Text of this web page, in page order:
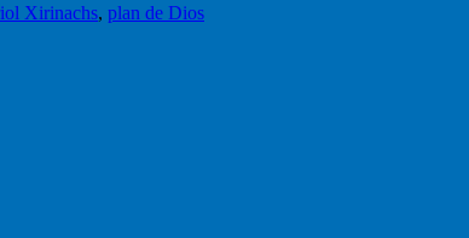
Xirinachs, plan de Dios